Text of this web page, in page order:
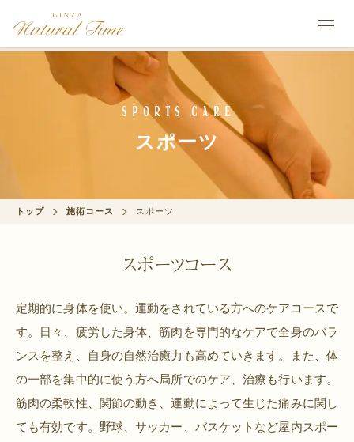
Sports Care
スポーツ
トップ 施術コース スポーツ
スポーツコース
定期的に身体を使い。運動をされている方へのケアコースで
す。 日々、疲労した身体、筋肉を専門的なケアで全身のバラ
ンスを整え、自身の自然治癒力も高めていきます。
また、体
の一部を集中的に使う方へ局所でのケア、治療も行います。
筋肉の柔軟性、関節の動き、運動によって生じた痛みに関し
ても有効です。 野球、サッカー、バスケットなど屋内スポー